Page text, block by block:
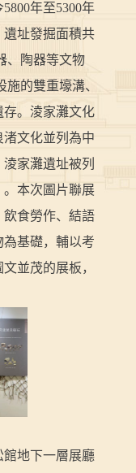
年至5300年
址發掘面積共
、陶器等文物
的雙重壕溝、
。淩家灘文化
文化並列為中
家灘遺址被列
。本次圖片聯展
食勞作、結語
基礎，輔以考
並茂的展板，
地下一層展廳